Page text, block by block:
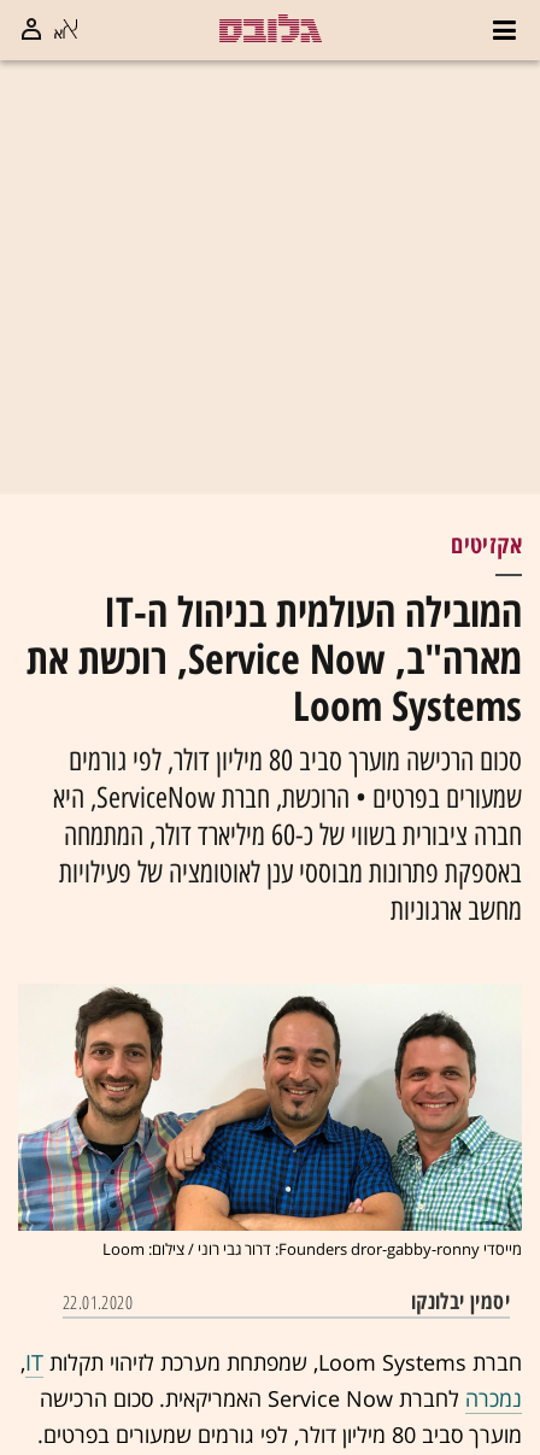
אקזיטים
המובילה העולמית בניהול ה-IT
מארה"ב, Service Now, רוכשת את
Loom Systems
סכום הרכישה מוערך סביב 80 מיליון דולר, לפי גורמים
שמעורים בפרטים • הרוכשת, חברת ServiceNow, היא
חברה ציבורית בשווי של כ-60 מיליארד דולר, המתמחה
באספקת פתרונות מבוססי ענן לאוטומציה של פעילויות
מחשב ארגוניות
מייסדי Founders dror-gabby-ronny: דרור גבי רוני / צילום: Loom
יסמין יבלונקו 22.01.2020
חברת Loom Systems, שמפתחת מערכת לזיהוי תקלות IT
,
נמכרה
לחברת Service Now האמריקאית. סכום הרכישה
מוערך סביב 80 מיליון דולר, לפי גורמים שמעורים בפרטים.